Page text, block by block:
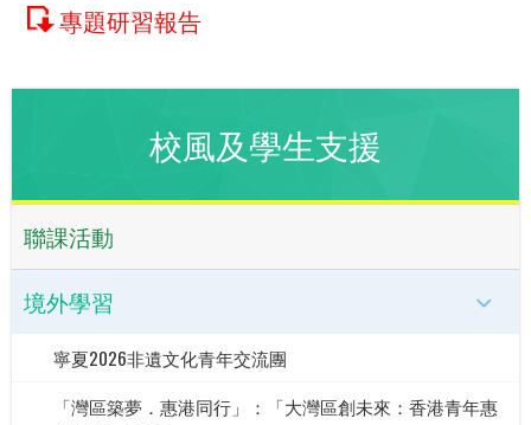
專題研習報告
校風及學生支援
聯課活動
境外學習
寧夏2026非遺文化青年交流團
「灣區築夢．惠港同行」：「大灣區創未來：香港青年惠